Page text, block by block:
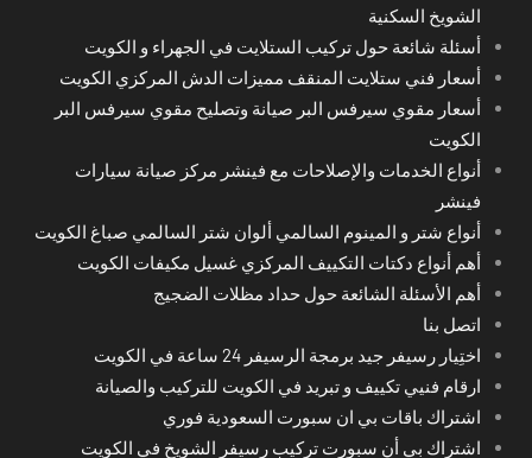
الشويخ السكنية
أسئلة شائعة حول تركيب الستلايت في الجهراء و الكويت
أسعار فني ستلايت المنقف مميزات الدش المركزي الكويت
أسعار مقوي سيرفس البر صيانة وتصليح مقوي سيرفس البر
الكويت
أنواع الخدمات والإصلاحات مع فينشر مركز صيانة سيارات
فينشر
أنواع شتر و المينوم السالمي ألوان شتر السالمي صباغ الكويت
أهم أنواع دكتات التكييف المركزي غسيل مكيفات الكويت
أهم الأسئلة الشائعة حول حداد مظلات الضجيج
اتصل بنا
اختِيار رسيفر جيد برمجة الرسيفر 24 ساعة في الكويت
ارقام فنيي تكييف و تبريد في الكويت للتركيب والصيانة
اشتراك باقات بي ان سبورت السعودية فوري
اشتراك بي أن سبورت تركيب رسيفر الشويخ في الكويت